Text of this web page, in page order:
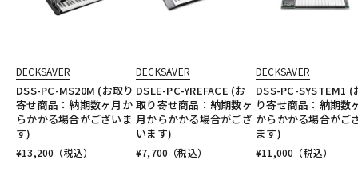
DECKSAVER
DSS-PC-MS20M (お取り
寄せ商品：納期数ヶ月か
らかかる場合がございま
す)
¥13,200 （税込）
DECKSAVER
DSLE-PC-YREFACE (お
取り寄せ商品：納期数ヶ
月からかかる場合がござ
います)
¥7,700 （税込）
DECKSAVER
DSS-PC-SYSTEM1 (
り寄せ商品：納期数
からかかる場合がご
ます)
¥11,000 （税込）